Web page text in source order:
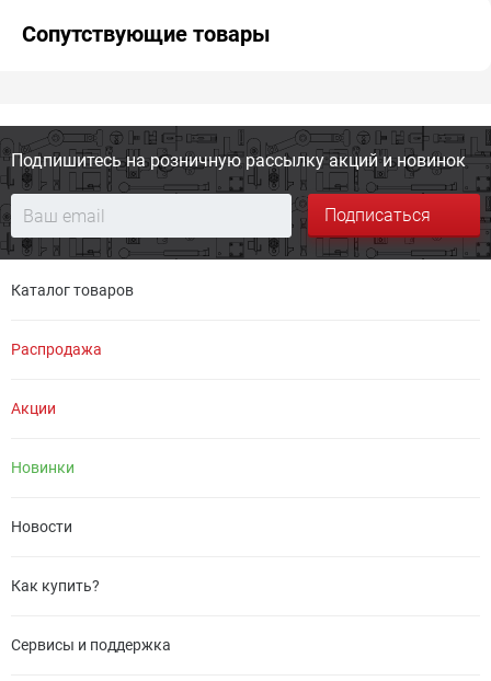
Сопутствующие товары
Подпишитесь на розничную рассылку акций и новинок
Подписаться
Каталог товаров
Распродажа
Акции
Новинки
Новости
Как купить?
Сервисы и поддержка